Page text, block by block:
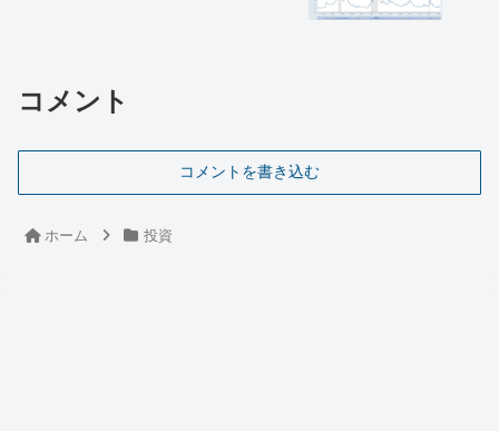
コメント
コメントを書き込む
ホーム 投資